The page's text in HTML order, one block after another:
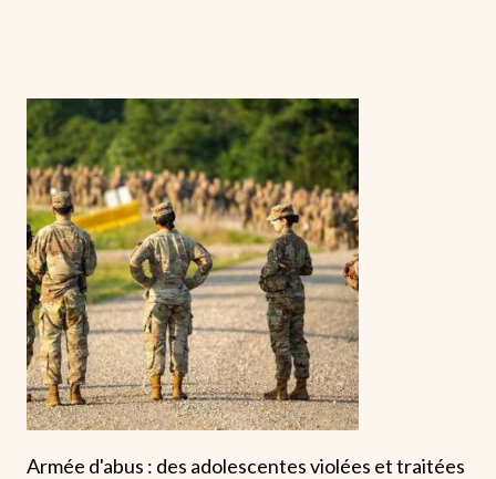
Armée d'abus : des adolescentes violées et traitées